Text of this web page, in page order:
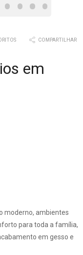
COMPARTILHAR
em
moderno, ambientes
para toda a família,
em gesso e